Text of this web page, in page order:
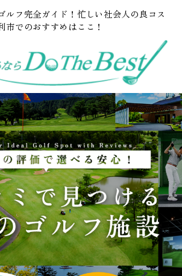
ルフ完全ガイド！忙しい社会人の良コス
市でのおすすめはここ！